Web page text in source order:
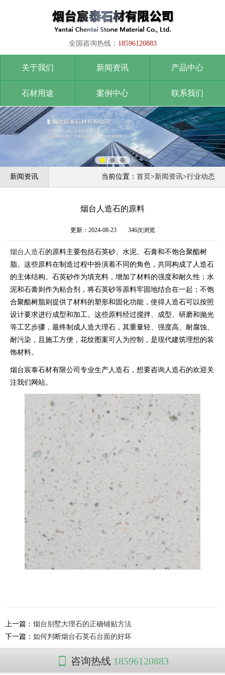
全国咨询热线： 18596120883
关于我们 新闻资讯 产品中心
石材用途 案例中心 联系我们
新闻资讯 当前位置： 首页>新闻资讯>行业动态
‌烟台人造石的原料
更新：2024-08-23 346次浏览
烟台人造石的原料主要包括石英砂、水泥、石膏和不饱合聚酯树
脂。‌这些原料在制造过程中扮演着不同的角色，共同构成了人造石
的主体结构。石英砂作为填充料，增加了材料的强度和耐久性；水
泥和石膏则作为粘合剂，将石英砂等原料牢固地结合在一起；不饱
合聚酯树脂则提供了材料的塑形和固化功能，使得人造石可以按照
设计要求进行成型和加工。这些原料经过搅拌、成型、研磨和抛光
等工艺步骤，最终制成人造大理石，其重量轻、强度高、耐腐蚀、
耐污染，且施工方便，花纹图案可人为控制，是现代建筑理想的装
饰材料‌。
烟台宸泰石材有限公司专业生产人造石，想要咨询人造石的欢迎关
注我们网站。
上一篇： 烟台别墅大理石的正确铺贴方法
下一篇： 如何判断烟台石英石台面的好坏
咨询热线 18596120883